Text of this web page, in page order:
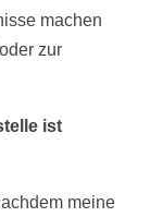
machen
zur
ist
meine